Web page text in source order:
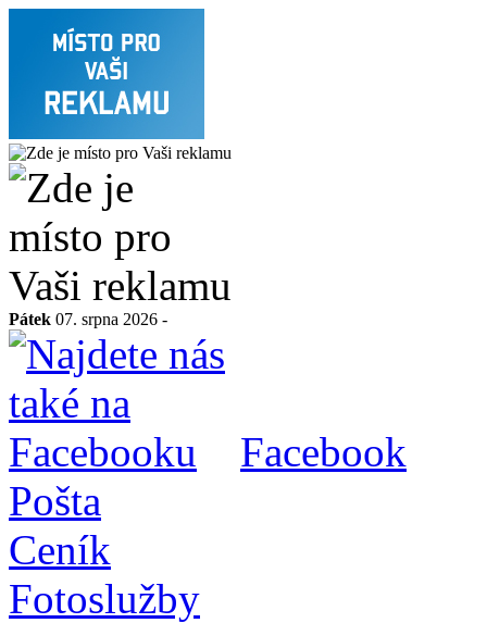
Pátek 07. srpna 2026 -
Facebook
Pošta
Ceník
Fotoslužby